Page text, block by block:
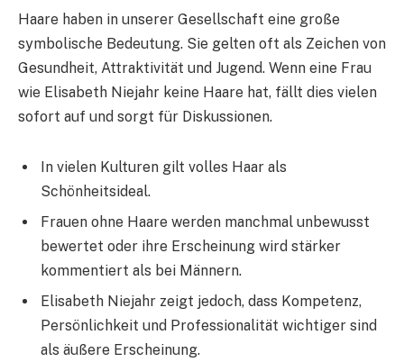
Haare haben in unserer Gesellschaft eine große
symbolische Bedeutung. Sie gelten oft als Zeichen von
Gesundheit, Attraktivität und Jugend. Wenn eine Frau
wie Elisabeth Niejahr keine Haare hat, fällt dies vielen
sofort auf und sorgt für Diskussionen.
In vielen Kulturen gilt volles Haar als
Schönheitsideal.
Frauen ohne Haare werden manchmal unbewusst
bewertet oder ihre Erscheinung wird stärker
kommentiert als bei Männern.
Elisabeth Niejahr zeigt jedoch, dass Kompetenz,
Persönlichkeit und Professionalität wichtiger sind
als äußere Erscheinung.